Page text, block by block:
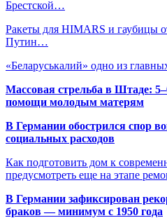
Брестской…
Ракеты для HIMARS и
Путин…
«Беларуськалий» одно из
Массовая стрельба в Штаде:
помощи молодым матерям
В Германии обострился спор
социальных расходов
Как подготовить дом к
предусмотреть еще на этапе
В Германии зафиксирован
браков — минимум с 1950 года